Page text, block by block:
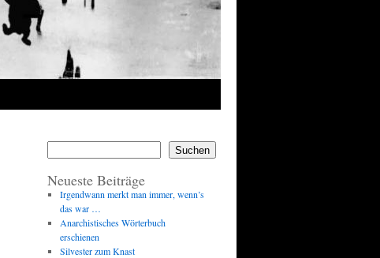
Suchen
Neueste Beiträge
Irgendwann merkt man immer, wenn’s
das war …
Anarchistisches Wörterbuch
erschienen
Silvester zum Knast